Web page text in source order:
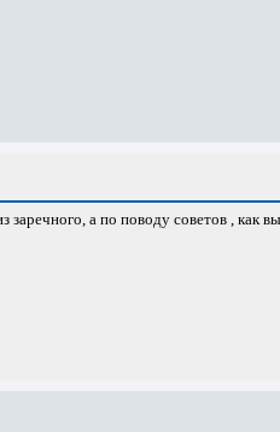
а по поводу советов , как